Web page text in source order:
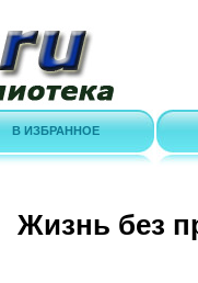
В ИЗБРАННОЕ
Жизнь без